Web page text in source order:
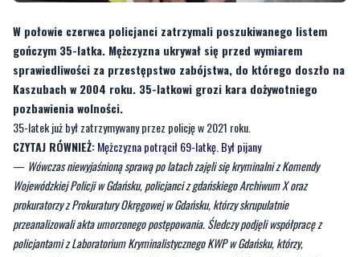
W połowie czerwca policjanci zatrzymali poszukiwanego listem
gończym 35-latka. Mężczyzna ukrywał się przed wymiarem
sprawiedliwości za przestępstwo zabójstwa, do którego doszło na
Kaszubach w 2004 roku. 35-latkowi grozi kara dożywotniego
pozbawienia wolności.
35-latek już był zatrzymywany przez policję w 2021 roku.
CZYTAJ RÓWNIEŻ:Mężczyzna potrącił 69-latkę. Był pijany
— Wówczas niewyjaśnioną sprawą po latach zajęli się kryminalni z Komendy
Wojewódzkiej Policji w Gdańsku, policjanci z gdańskiego Archiwum X oraz
prokuratorzy z Prokuratury Okręgowej w Gdańsku, którzy skrupulatnie
przeanalizowali akta umorzonego postępowania. Śledczy podjęli współpracę z
policjantami z Laboratorium Kryminalistycznego KWP w Gdańsku, którzy,